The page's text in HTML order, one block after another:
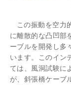
この振動を空力
に離散的な凸凹部
ーブルを開発し多
います。このイン
ては、風洞試験に
が、斜張橋ケーブ